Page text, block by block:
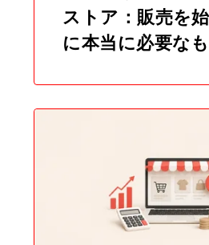
ストア：販売を
に本当に必要な